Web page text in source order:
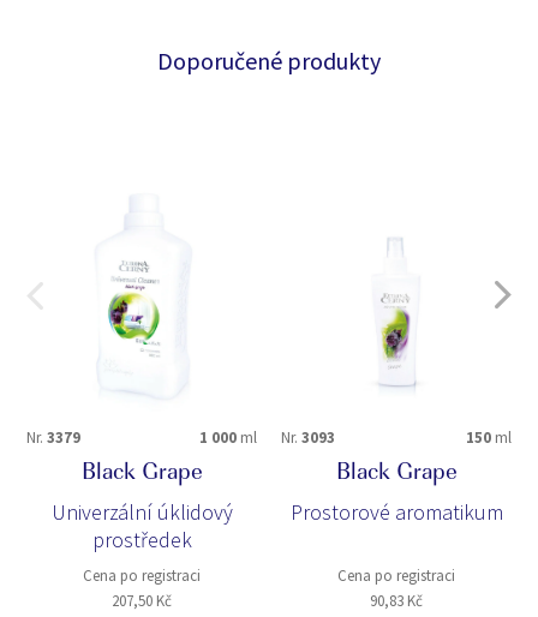
Doporučené produkty
Nr. 3379 1 000 ml
Black Grape
Univerzální úklidový
prostředek
Cena po registraci
207,50 Kč
Nr. 3093 150 ml
Black Grape
Prostorové aromatikum
Cena po registraci
90,83 Kč